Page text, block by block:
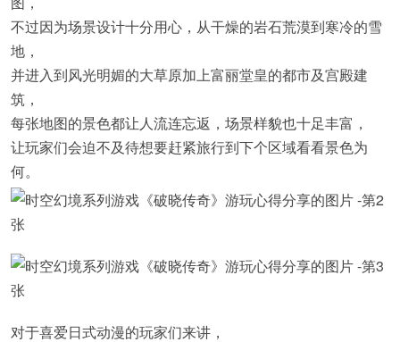
不过因为场景设计十分用心，从干燥的岩石荒漠到寒冷的雪
地，
并进入到风光明媚的大草原加上富丽堂皇的都市及宫殿建
筑，
每张地图的景色都让人流连忘返，场景样貌也十足丰富，
让玩家们会迫不及待想要赶紧旅行到下个区域看看景色为
何。
对于喜爱日式动漫的玩家们来讲，